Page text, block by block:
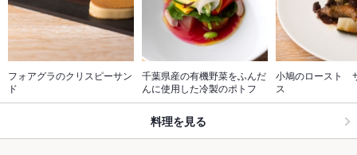
フォアグラのクリスピーサン
ド
千葉県産の有機野菜をふんだ
んに使用した冷製のポトフ
小鳩のロースト　
ス
料理を見る